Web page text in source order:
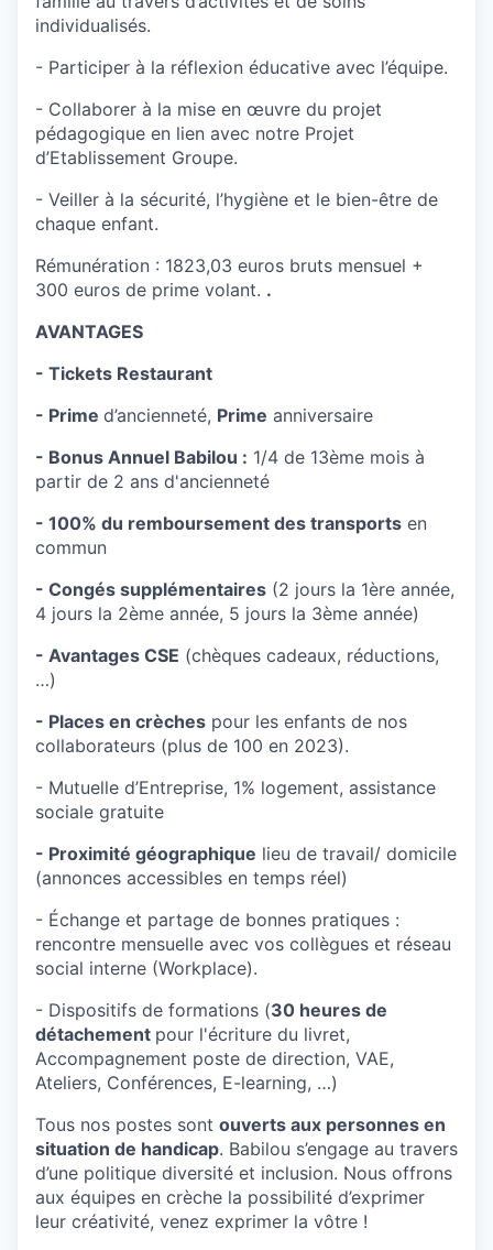
individualisés.
- Participer à la réflexion éducative avec l’équipe.
- Collaborer à la mise en œuvre du projet
pédagogique en lien avec notre Projet
d’Etablissement Groupe.
- Veiller à la sécurité, l’hygiène et le bien-être de
chaque enfant.
Rémunération : 1823,03 euros bruts mensuel +
300 euros de prime volant. .
AVANTAGES
- Tickets Restaurant
- Prime d’ancienneté, Prime anniversaire
- Bonus Annuel Babilou : 1/4 de 13ème mois à
partir de 2 ans d'ancienneté
- 100% du remboursement des transports en
commun
- Congés supplémentaires (2 jours la 1ère année,
4 jours la 2ème année, 5 jours la 3ème année)
- Avantages CSE (chèques cadeaux, réductions,
…)
- Places en crèches pour les enfants de nos
collaborateurs (plus de 100 en 2023).
- Mutuelle d’Entreprise, 1% logement, assistance
sociale gratuite
- Proximité géographique lieu de travail/ domicile
(annonces accessibles en temps réel)
- Échange et partage de bonnes pratiques :
rencontre mensuelle avec vos collègues et réseau
social interne (Workplace).
- Dispositifs de formations (30 heures de
détachement pour l'écriture du livret,
Accompagnement poste de direction, VAE,
Ateliers, Conférences, E-learning, …)
Tous nos postes sont ouverts aux personnes en
situation de handicap. Babilou s’engage au travers
d’une politique diversité et inclusion. Nous offrons
aux équipes en crèche la possibilité d’exprimer
leur créativité, venez exprimer la vôtre !